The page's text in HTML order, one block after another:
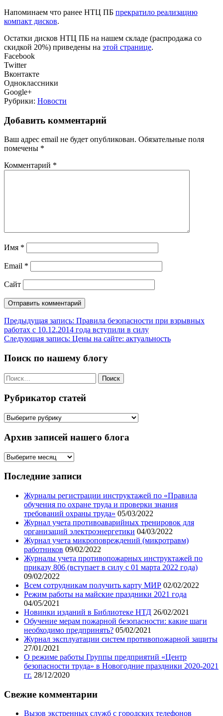
Напоминаем что ранее НТЦ ПБ прекратило реализацию
компакт дисков.
Остатки дисков НТЦ ПБ на нашем складе (распродажа со
скидкой 20%) приведены на этой странице.
Facebook
Twitter
Вконтакте
Одноклассники
Google+
Рубрики: Новости
Добавить комментарий
Ваш адрес email не будет опубликован. Обязательные поля
помечены *
Комментарий *
Имя *
Email *
Сайт
Навигация
по
Предыдущая запись: Правила безопасности при взрывных
работах с 10.12.2014 года вступили в силу
Следующая запись: Цены на сайте: актуальность
Поиск по нашему блогу
Найти:
Рубрикатор статей
Рубрикатор
Архив записей нашего блога
Архив
нашего
Последние записи
Журналы регистрации инструктажей по «Правила
обучения по охране труда и проверки знания
требований охраны труда» 05/03/2022
Журнал учета противоаварийных тренировок для
организаций электроэнергетики 04/03/2022
Журнал учета микроповреждений (микротравм)
работников 09/02/2022
Журналы учета противопожарных инструктажей по
приказу 806 (вступает в силу с 01 марта 2022 года)
09/02/2022
Всем сотрудникам получить карту МИР 02/02/2022
Режим работы на майские праздники 2021 года
04/05/2021
Новинки изданий в Библиотеке НТД 26/02/2021
Обучение мерам пожарной безопасности: какие шаги
необходимо предпринять? 05/02/2021
Журнал эксплуатации систем противопожарной защиты
27/01/2021
О режиме работы Группы предприятий «Центр
безопасности труда» в Новогодние праздники 2020-2021
гг. 28/12/2020
Свежие комментарии
Вызов экстренных служб с городских телефонов